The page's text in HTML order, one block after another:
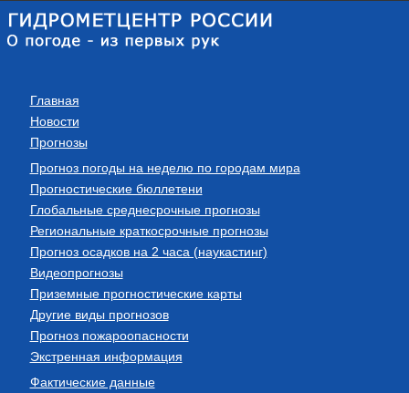
Главная
Новости
Прогнозы
Прогноз погоды на неделю по городам мира
Прогностические бюллетени
Глобальные среднесрочные прогнозы
Региональные краткосрочные прогнозы
Прогноз осадков на 2 часа (наукастинг)
Видеопрогнозы
Приземные прогностические карты
Другие виды прогнозов
Прогноз пожароопасности
Экстренная информация
Фактические данные